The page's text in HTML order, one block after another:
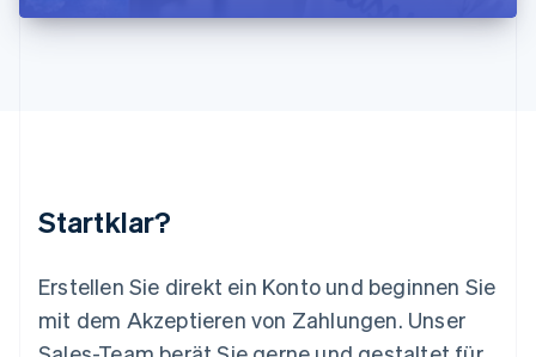
Startklar?
Erstellen Sie direkt ein Konto und beginnen Sie
mit dem Akzeptieren von Zahlungen. Unser
Malta
Nederlands English
Norwegen
Österreich
Polen
English